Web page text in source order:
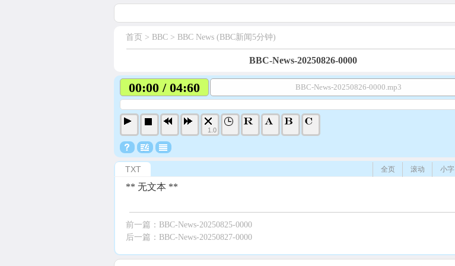
首页 > BBC > BBC News (BBC新闻5分钟)
BBC-News-20250826-0000
00:00 / 04:60 BBC-News-20250826-0000.mp3
1.0
TXT 小字
滚动
全页
** 无文本 **
前一篇： BBC-News-20250825-0000
后一篇： BBC-News-20250827-0000